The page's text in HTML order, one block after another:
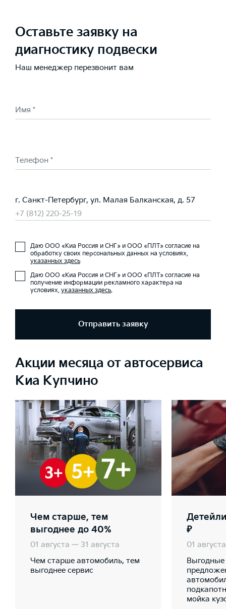
Оставьте заявку на
диагностику подвески
Наш менеджер перезвонит вам
Имя *
Телефон *
г. Санкт-Петербург, ул. Малая Балканская, д. 57
+7 (812) 220-25-19
Даю ООО «Киа Россия и СНГ» и ООО «ПЛТ» согласие на
обработку своих персональных данных на условиях,
указанных здесь
Даю ООО «Киа Россия и СНГ» и ООО «ПЛТ» согласие на
получение информации рекламного характера на
условиях, указанных здесь.
Отправить заявку
Акции месяца от автосервиса
Киа Купчино
Чем старше, тем
выгоднее до 40%
01 августа — 31 августа
Чем старше автомобиль, тем
выгоднее сервис
₽
01
Выгодные
мойка